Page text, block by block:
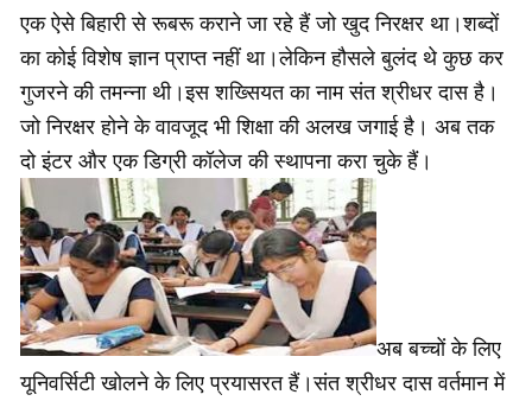
एक ऐसे बिहारी से रूबरू कराने जा रहे हैं जो खुद निरक्षर था।शब्दों
का कोई विशेष ज्ञान प्राप्त नहीं था।लेकिन हौसले बुलंद थे कुछ कर
गुजरने की तमन्ना थी।इस शख्सियत का नाम संत श्रीधर दास है।
जो निरक्षर होने के वावजूद भी शिक्षा की अलख जगाई है। अब तक
दो इंटर और एक डिग्री कॉलेज की स्थापना करा चुके हैं।
अब बच्चों के लिए
यूनिवर्सिटी खोलने के लिए प्रयासरत हैं।संत श्रीधर दास वर्तमान में